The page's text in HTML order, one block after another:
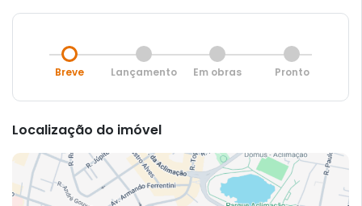
Breve Lançamento Em obras Pronto
Localização do imóvel